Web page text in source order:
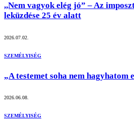
,,Nem vagyok elég jó” – Az
leküzdése 25 év alatt
2026.07.02.
SZEMÉLYISÉG
„A testemet soha nem hagyhatom
2026.06.08.
SZEMÉLYISÉG